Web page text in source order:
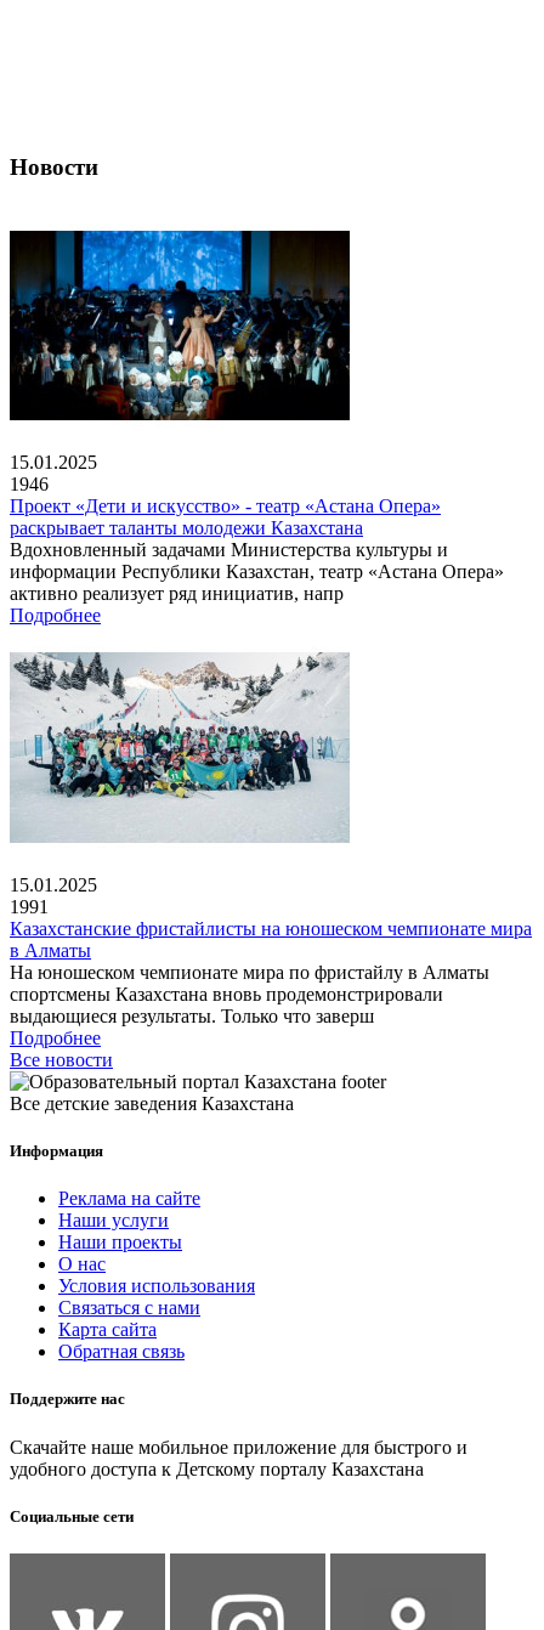
Новости
15.01.2025
1946
Проект «Дети и искусство» - театр «Астана Опера»
раскрывает таланты молодежи Казахстана
Вдохновленный задачами Министерства культуры и
информации Республики Казахстан, театр «Астана Опера»
активно реализует ряд инициатив, напр
Подробнее
15.01.2025
1991
Казахстанские фристайлисты на юношеском чемпионате мира
в Алматы
На юношеском чемпионате мира по фристайлу в Алматы
спортсмены Казахстана вновь продемонстрировали
выдающиеся результаты. Только что заверш
Подробнее
Все новости
Все детские заведения Казахстана
Информация
Реклама на сайте
Наши услуги
Наши проекты
О нас
Условия использования
Связаться с нами
Карта сайта
Обратная связь
Поддержите нас
Скачайте наше мобильное приложение для быстрого и
удобного доступа к Детскому порталу Казахстана
Социальные сети